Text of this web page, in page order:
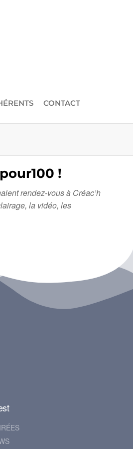
CONTACT
!
rendez-vous à Créac’h
la vidéo, les